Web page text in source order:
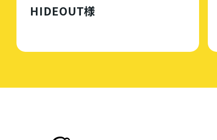
HIDEOUT様